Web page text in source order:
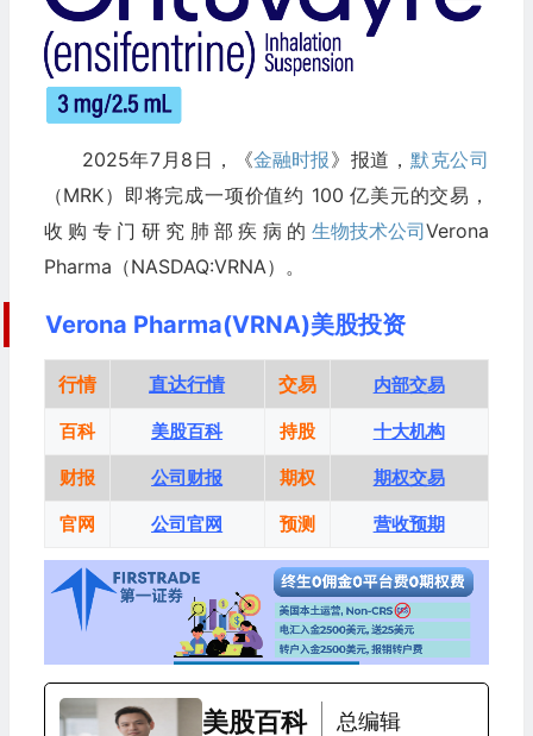
2025年7月8日，《金融时报》报道， 默克公司
（MRK）即将完成一项价值约 100 亿美元的交易，
收购专门研究肺部疾病的 生物技术公司Verona
Pharma（NASDAQ:VRNA）。
Verona Pharma(VRNA)美股投资
行情 直达行情 交易 内部交易
百科 美股百科 持股 十大机构
财报 公司财报 期权 期权交易
官网 公司官网 预测 营收预期
美股百科 总编辑